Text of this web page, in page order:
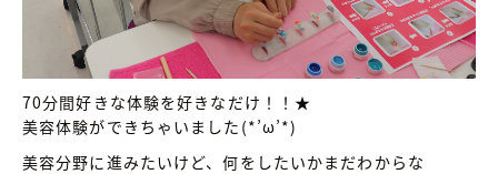
70分間好きな体験を好きなだけ！！★
美容体験ができちゃいました(*’ω’*)
美容分野に進みたいけど、何をしたいかまだわからな